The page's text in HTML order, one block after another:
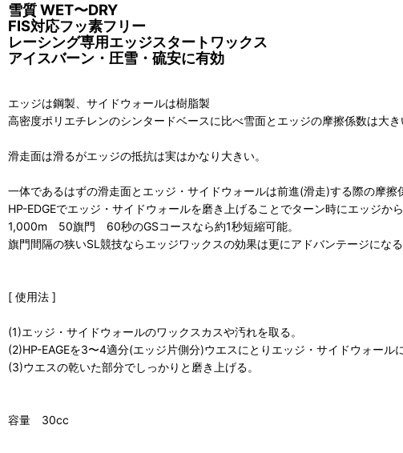
雪質 WET〜DRY
FIS対応フッ素フリー
レーシング専用エッジスタートワックス
アイスバーン・圧雪・硫安に有効
エッジは鋼製、サイドウォールは樹脂製
高密度ポリエチレンのシンタードベースに比べ雪面とエッジの摩擦係数は大き
滑走面は滑るがエッジの抵抗は実はかなり大きい。
一体であるはずの滑走面とエッジ・サイドウォールは前進(滑走)する際の摩擦
HP-EDGEでエッジ・サイドウォールを磨き上げることでターン時にエッジか
1,000m 50旗門 60秒のGSコースなら約1秒短縮可能。
旗門間隔の狭いSL競技ならエッジワックスの効果は更にアドバンテージになる
[ 使用法 ]
(1)エッジ・サイドウォールのワックスカスや汚れを取る。
(2)HP-EAGEを3〜4適分(エッジ片側分)ウエスにとりエッジ・サイドウォール
(3)ウエスの乾いた部分でしっかりと磨き上げる。
容量 30cc